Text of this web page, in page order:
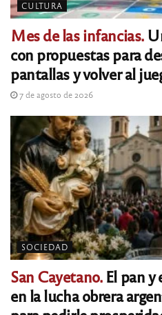
CULTURA
Mes de las infancias.
con propuestas para
pantallas y volver al
7 de agosto de 2026
SOCIEDAD
San Cayetano.El pan y
en la lucha obrera